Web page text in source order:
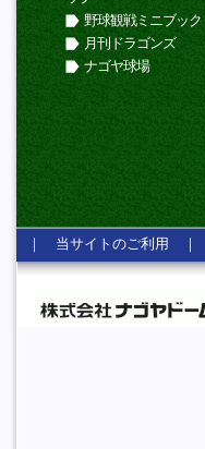
野球観戦ミニブック
月刊ドラゴンズ
ナゴヤ球場
｜ 当サイトのご利用 ｜